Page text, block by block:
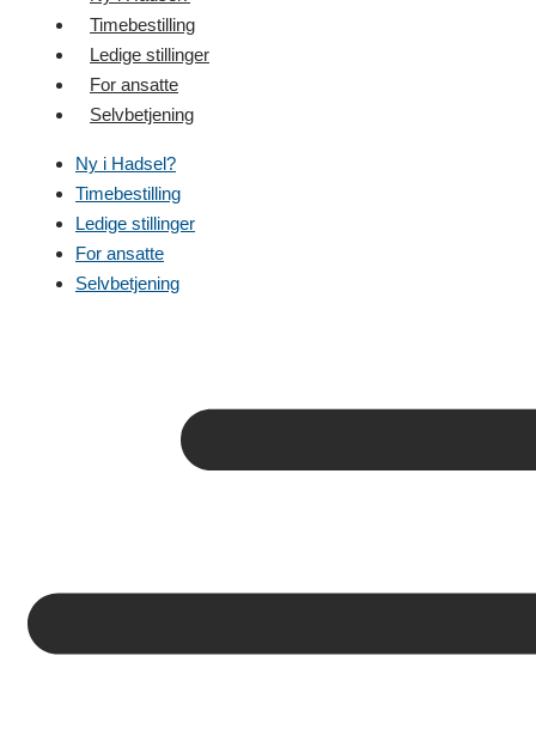
Timebestilling
Ledige stillinger
For ansatte
Selvbetjening
Ny i Hadsel?
Timebestilling
Ledige stillinger
For ansatte
Selvbetjening